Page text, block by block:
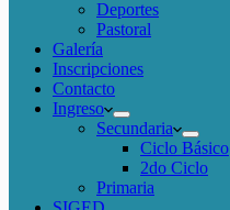
Deportes
Pastoral
Galería
Inscripciones
Contacto
Ingreso
Secundaria
Ciclo Básico
2do Ciclo
Primaria